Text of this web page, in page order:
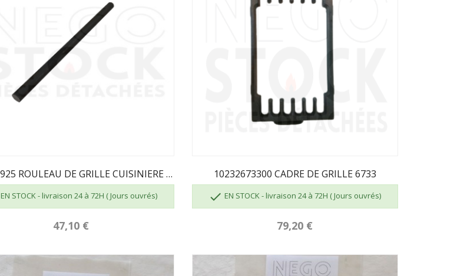
103025925 ROULEAU DE GRILLE CUISINIERE GODIN
EN STOCK - livraison 24 à 72H ( Jours ouvrés)
47,10 €
10232673300 CADRE DE GRILLE 6733
 EN STOCK - livraison 24 à 72H ( Jours ouvrés)
79,20 €